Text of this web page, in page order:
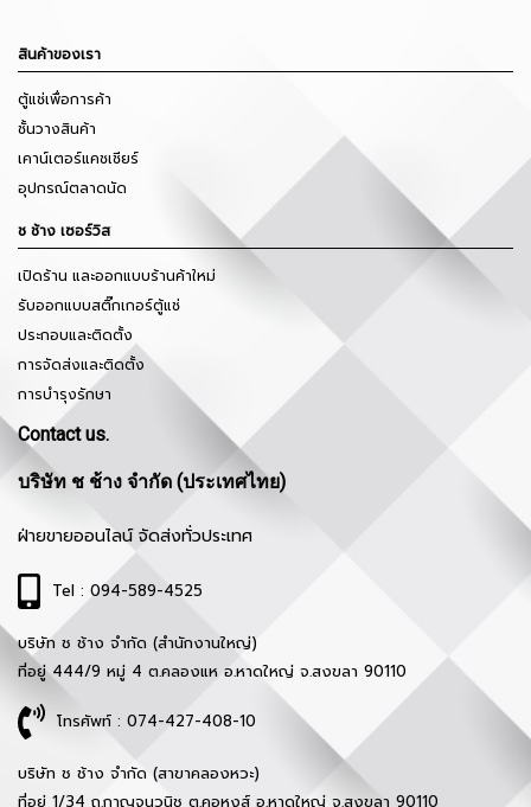
สินค้าของเรา
ตู้แช่เพื่อการค้า
ชั้นวางสินค้า
เคาน์เตอร์แคชเชียร์
อุปกรณ์ตลาดนัด
ช ช้าง เซอร์วิส
เปิดร้าน และออกแบบร้านค้าใหม่
รับออกแบบสติ๊กเกอร์ตู้แช่
ประกอบและติดตั้ง
การจัดส่งและติดตั้ง
การบำรุงรักษา
Contact us.
บริษัท ช ช้าง จำกัด (ประเทศไทย)
ฝ่ายขายออนไลน์ จัดส่งทั่วประเทศ
Tel : 094-589-4525
บริษัท ช ช้าง จำกัด (สำนักงานใหญ่)
ที่อยู่ 444/9 หมู่ 4 ต.คลองแห อ.หาดใหญ่ จ.สงขลา 90110
โทรศัพท์ : 074-427-408-10
บริษัท ช ช้าง จำกัด (สาขาคลองหวะ)
ที่อยู่ 1/34 ถ.กาญจนวนิช ต.คอหงส์ อ.หาดใหญ่ จ.สงขลา 90110